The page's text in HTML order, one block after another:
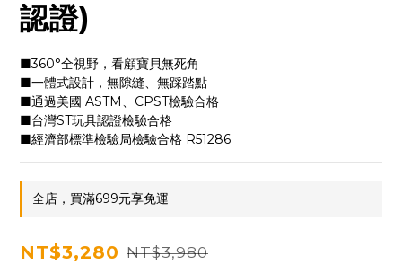
認證)
■360°全視野，看顧寶貝無死角
■一體式設計，無隙縫、無踩踏點
■通過美國 ASTM、CPST檢驗合格
■台灣ST玩具認證檢驗合格
■經濟部標準檢驗局檢驗合格 R51286
全店，買滿699元享免運
NT$3,280 NT$3,980